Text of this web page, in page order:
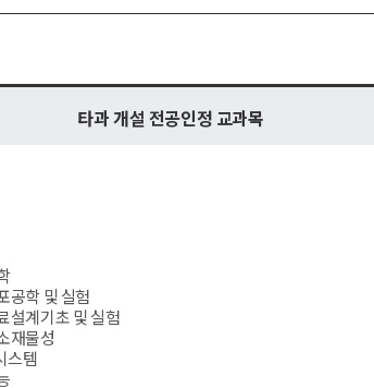
타과 개설 전공인정 교과목
공학 및 실험
설계기초 및 실험
재물성
스템